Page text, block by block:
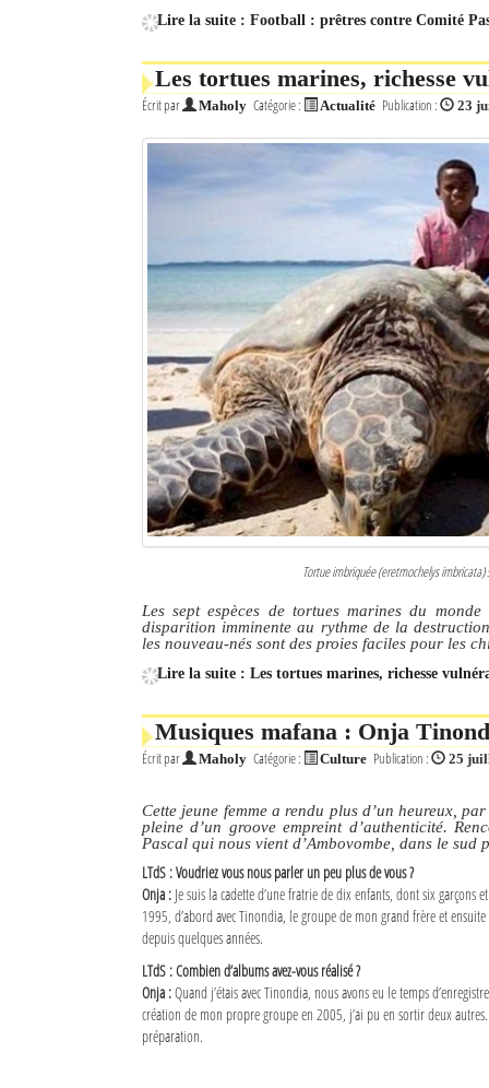
Lire la suite : Football : prêtres contre Comité
Les tortues marines, richesse
Écrit par Maholy Catégorie : Actualité Publication : 23
Tortue imbriquée (eretmochelys
Les sept espèces de tortues marines du
disparition imminente au rythme de la
les nouveau-nés sont des proies faciles pour les
Lire la suite : Les tortues marines, richesse
Musiques mafana : Onja
Écrit par Maholy Catégorie : Culture Publication : 25
Cette jeune femme a rendu plus d’un heureux,
pleine d’un groove empreint d’authenticité.
Pascal qui nous vient d’Ambovombe, dans le sud
LTdS : Voudriez vous nous parler un peu plus de vous ?
Onja : Je suis la cadette d’une fratrie de dix enfants, dont six garçons
1995, d’abord avec Tinondia, le groupe de mon grand frère et
depuis quelques années.
LTdS : Combien d’albums avez-vous réalisé ?
Onja :Quand j’étais avec Tinondia, nous avons eu le temps
création de mon propre groupe en 2005, j’ai pu en sortir deux
préparation.